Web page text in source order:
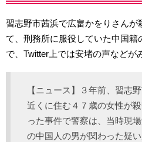
習志野市茜浜で広畠かをりさんが
て、刑務所に服役していた中国籍
で、Twitter上では安堵の声などが
【ニュース】３年前、習志
近くに住む４７歳の女性が
った事件で警察は、当時現
の中国人の男が関わった疑